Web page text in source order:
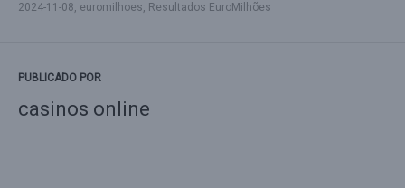
2024-11-08, euromilhoes, Resultados EuroMilhões
PUBLICADO POR
casinos online